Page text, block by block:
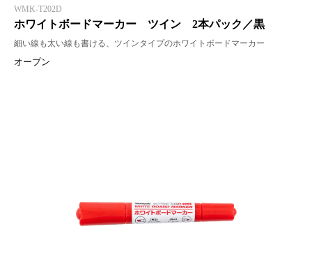
WMK-T202D
ホワイトボードマーカー ツイン 2本パック／黒
細い線も太い線も書ける、ツインタイプのホワイトボードマーカー
オープン